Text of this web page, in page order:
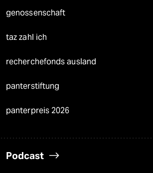
genossenschaft
taz zahl ich
recherchefonds ausland
panterstiftung
panterpreis 2026
Podcast